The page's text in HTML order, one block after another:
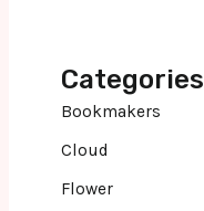
Categories
Bookmakers
Cloud
Flower